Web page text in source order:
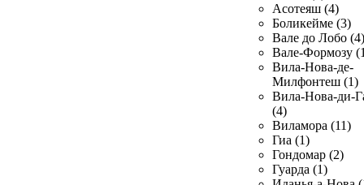
Асотеяш (4)
Боликейме (3)
Вале до Лобо (4)
Вале-Формозу
Вила-Нова-де-
Милфонтеш (1)
Вила-Нова-ди-
(4)
Виламора (11)
Гиа (1)
Гондомар (2)
Гуарда (1)